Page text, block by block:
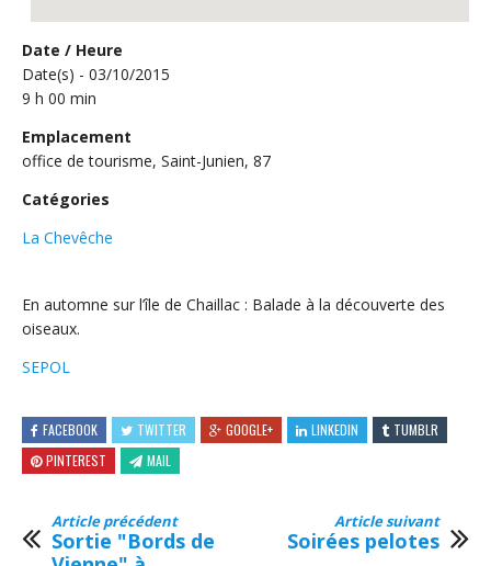
Date / Heure
Date(s) - 03/10/2015
9 h 00 min
Emplacement
office de tourisme, Saint-Junien, 87
Catégories
La Chevêche
En automne sur l’île de Chaillac : Balade à la découverte des
oiseaux.
SEPOL
FACEBOOK TWITTER GOOGLE+ LINKEDIN
TUMBLR
PINTEREST
MAIL
Article précédent
Sortie "Bords de
Article suivant
Soirées pelotes